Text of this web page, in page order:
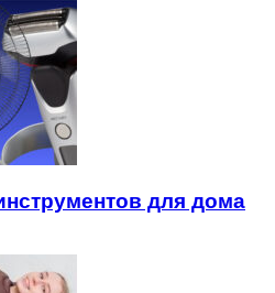
для дома